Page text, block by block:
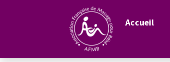
Accueil